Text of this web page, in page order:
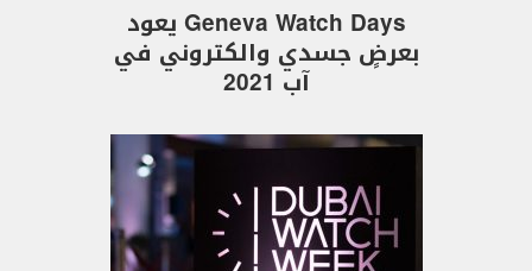
Geneva Watch Days يعود
بعرضٍ جسدي والكتروني في
آب 2021